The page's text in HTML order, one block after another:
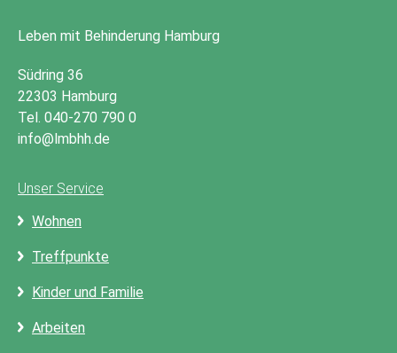
Leben mit Behinderung Hamburg
Südring 36
22303 Hamburg
Tel. 040-270 790 0
info@lmbhh.de
Unser Service
Wohnen
Treffpunkte
Kinder und Familie
Arbeiten